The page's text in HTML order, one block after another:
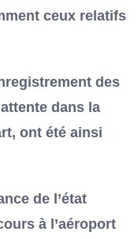
ceux relatifs
des
dans la
ont été ainsi
de l’état
à l’aéroport